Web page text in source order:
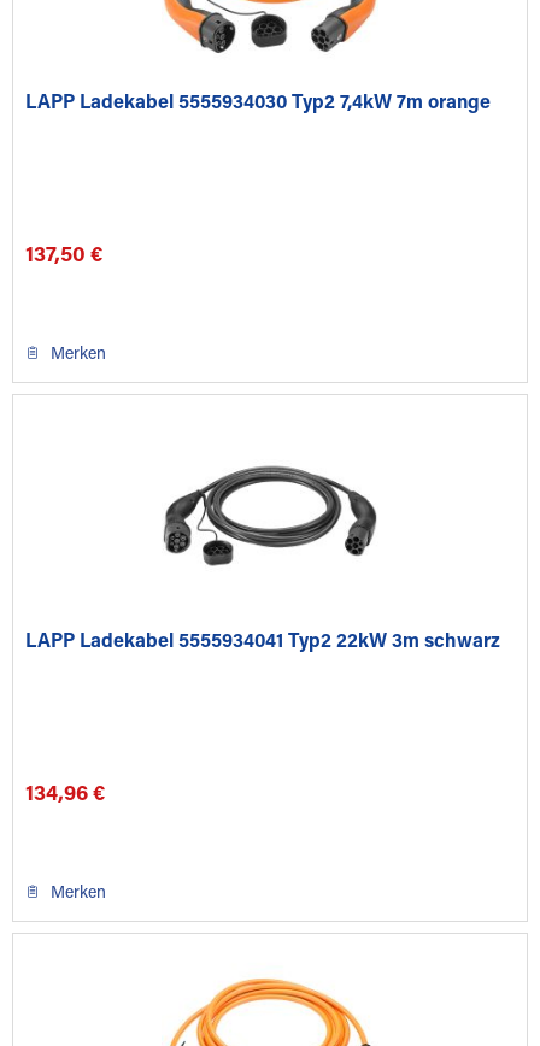
LAPP Ladekabel 5555934030 Typ2 7,4kW 7m orange
137,50 €
Merken
LAPP Ladekabel 5555934041 Typ2 22kW 3m schwarz
134,96 €
Merken